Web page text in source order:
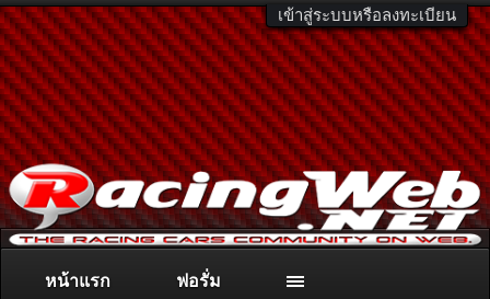
เข้าสู่ระบบหรือลงทะเบียน
ติดต่อลงโฆษณา racingweb@gmail.comหรือโทร. 081-811-1138
หน้าแรก ฟอรั่ม